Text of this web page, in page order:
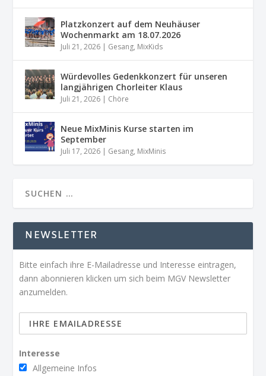
Platzkonzert auf dem Neuhäuser
Wochenmarkt am 18.07.2026
Juli 21, 2026 | Gesang, MixKids
Würdevolles Gedenkkonzert für unseren
langjährigen Chorleiter Klaus
Juli 21, 2026 | Chöre
Neue MixMinis Kurse starten im
September
Juli 17, 2026 | Gesang, MixMinis
NEWSLETTER
Bitte einfach ihre E-Mailadresse und Interesse eintragen,
dann abonnieren klicken um sich beim MGV Newsletter
anzumelden.
Interesse
Allgemeine Infos